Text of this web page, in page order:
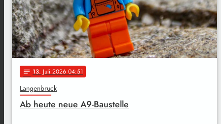
notes 13. Juli 2026 04:51
Langenbruck
Ab heute neue A9-Baustelle